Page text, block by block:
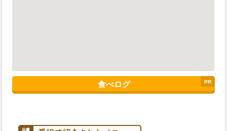
食べログ